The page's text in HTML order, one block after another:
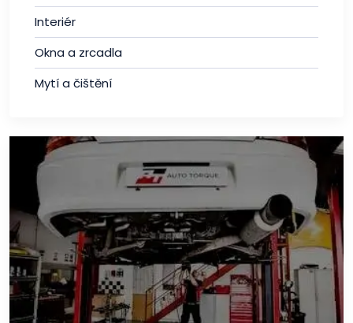
Interiér
Okna a zrcadla
Mytí a čištění